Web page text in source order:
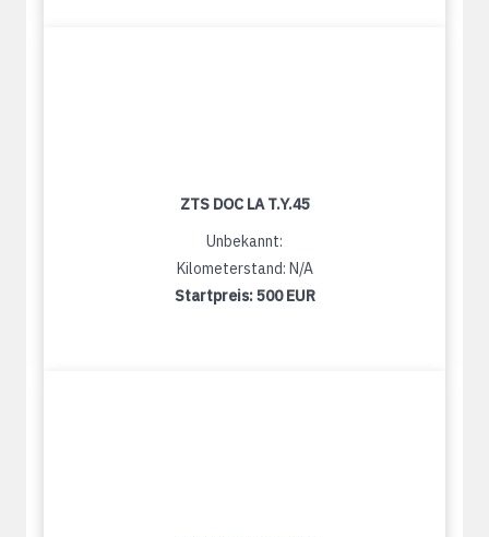
ZTS DOC LA T.Y.45
Unbekannt:
Kilometerstand: N/A
Startpreis:500 EUR